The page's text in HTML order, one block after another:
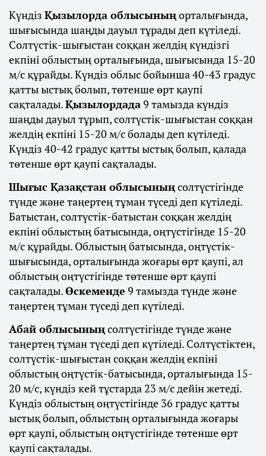
Күндіз Қызылорда облысыныңорталығында,
шығысында шаңды дауыл тұрады деп күтіледі.
Солтүстік-шығыстан соққан желдің күндізгі
екпіні облыстың орталығында, шығысында 15-20
м/с құрайды. Күндіз облыс бойынша 40-43 градус
қатты ыстық болып, төтенше өрт қаупі
сақталады.Қызылордада9 тамызда күндіз
шаңды дауыл тұрып, солтүстік-шығыстан соққан
желдің екпіні 15-20 м/с болады деп күтіледі.
Күндіз 40-42 градус қатты ыстық болып, қалада
төтенше өрт қаупі сақталады.
Шығыс Қазақстан облысыныңсолтүстігінде
түнде және таңертең тұман түседі деп күтіледі.
Батыстан, солтүстік-батыстан соққан желдің
екпіні облыстың батысында, оңтүстігінде 15-20
м/с құрайды. Облыстың батысында, оңтүстік-
шығысында, орталығында жоғары өрт қаупі, ал
облыстың оңтүстігінде төтенше өрт қаупі
сақталады.Өскеменде 9 тамызда түнде және
таңертең тұман түседі деп күтіледі.
Абай облысыныңсолтүстігінде түнде және
таңертең тұман түседі деп күтіледі. Солтүстіктен,
солтүстік-шығыстан соққан желдің екпіні
облыстың оңтүстік-батысында, орталығында 15-
20 м/с, күндіз кей тұстарда 23 м/с дейін жетеді.
Күндіз облыстың оңтүстігінде 36 градус қатты
ыстық болып, облыстың орталығында жоғары
өрт қаупі, облыстың оңтүстігінде төтенше өрт
қаупі сақталады.